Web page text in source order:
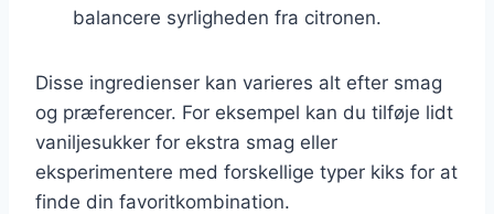
balancere syrligheden fra citronen.
Disse ingredienser kan varieres alt efter smag
og præferencer. For eksempel kan du tilføje lidt
vaniljesukker for ekstra smag eller
eksperimentere med forskellige typer kiks for at
finde din favoritkombination.